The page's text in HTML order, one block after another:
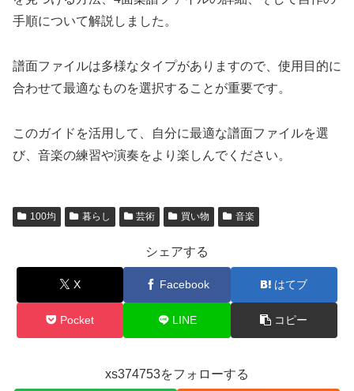
手順について解説しました。
譜面ファイルは多様なタイプがありますので、使用目的に
合わせて最適なものを選択することが重要です。
このガイドを活用して、自分に最適な譜面ファイルを選
び、音楽の練習や演奏をより楽しんでください。
100均 暮らし 芸術 買い物 音楽
シェアする
X Facebook はてブ
Pocket LINE コピー
xs374753をフォローする